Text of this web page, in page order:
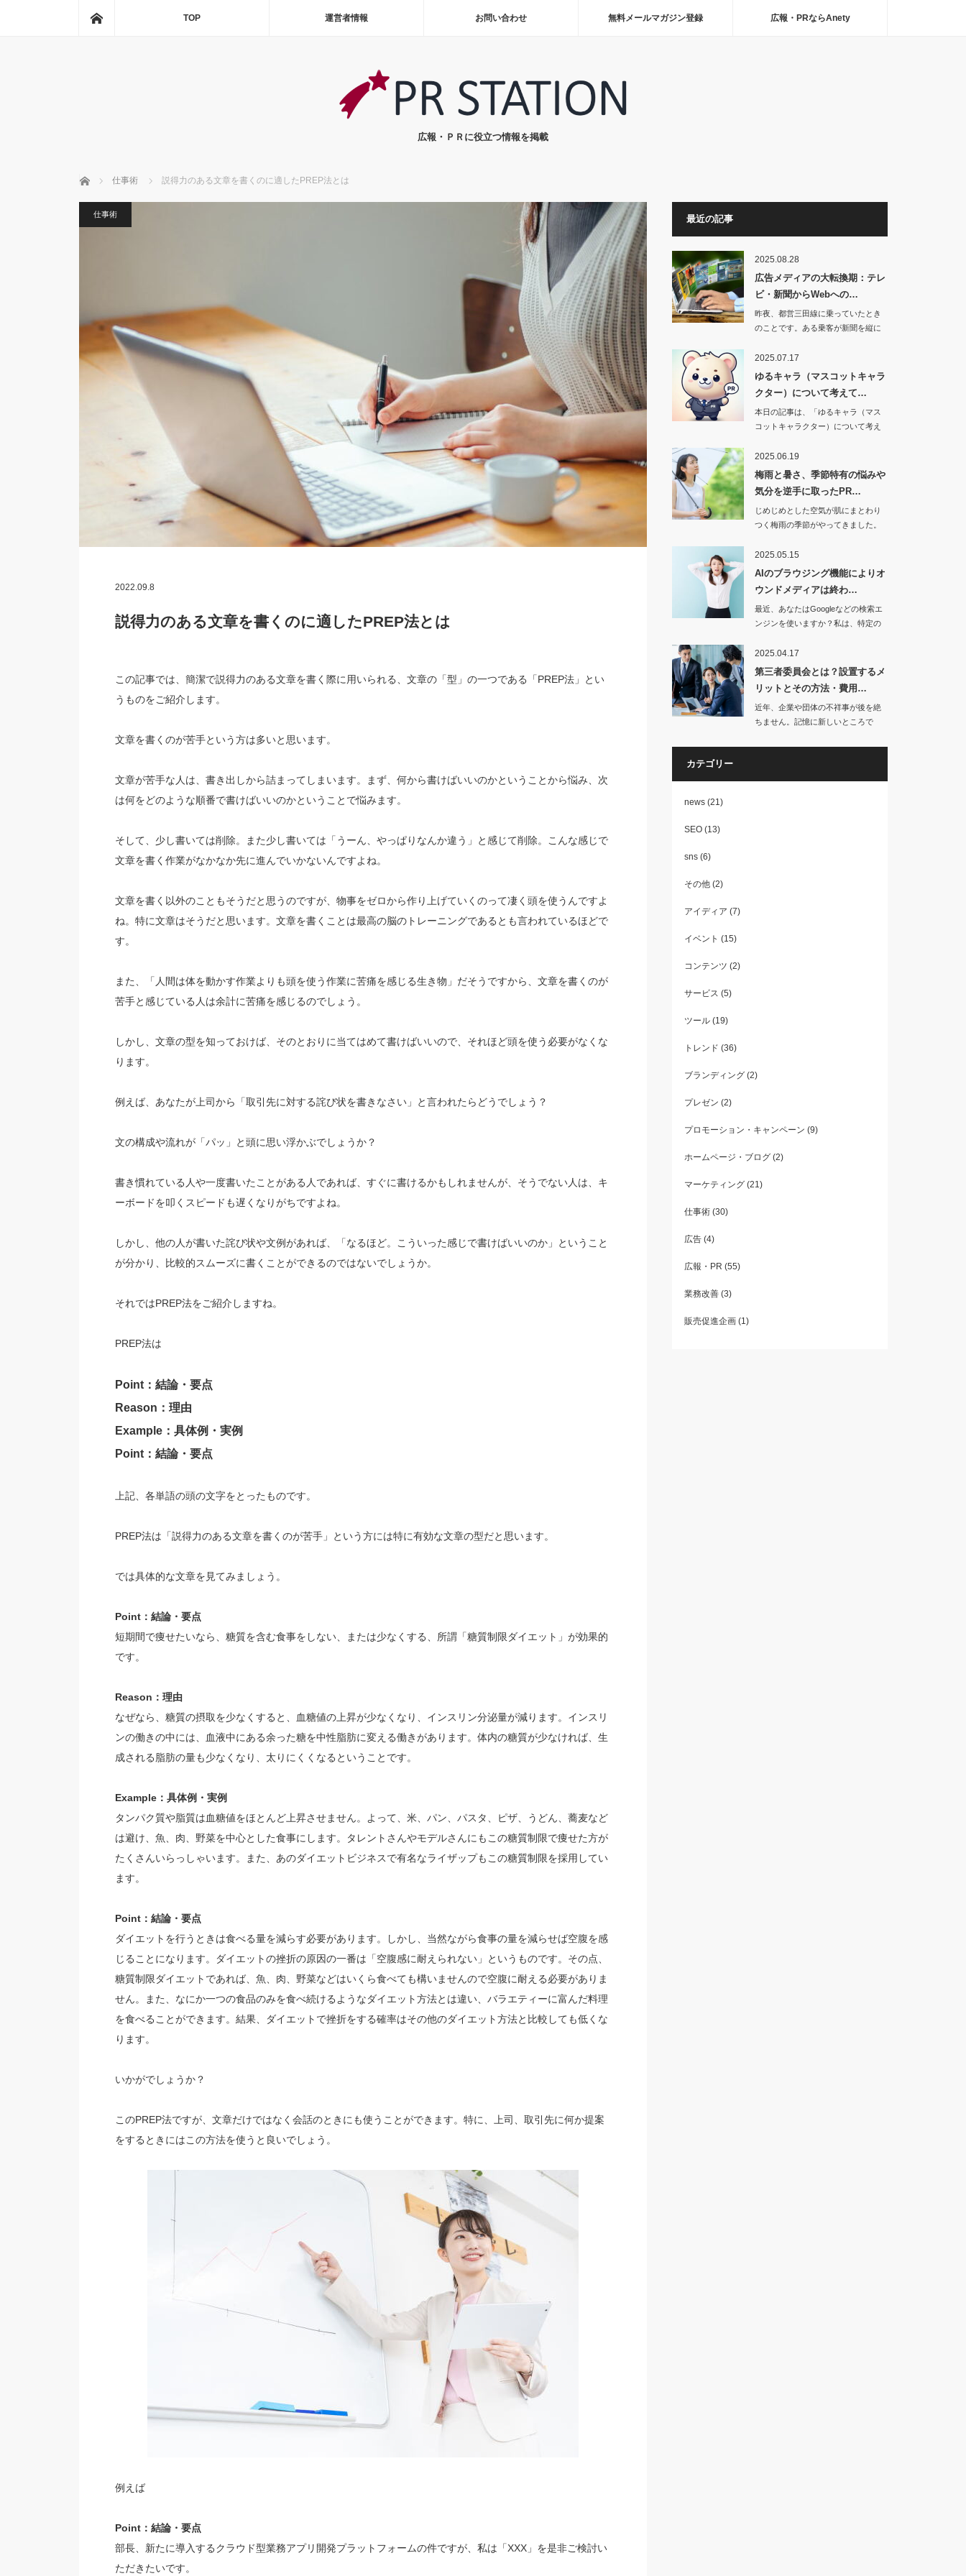
TOP 運営者情報 お問い合わせ 無料メールマガジン登録 広報・PRならAnety
広報・ＰＲに役立つ情報を掲載
ホーム 仕事術 説得力のある文章を書くのに適したPREP法とは
仕事術
2022.09.8
説得力のある文章を書くのに適したPREP法とは
この記事では、簡潔で説得力のある文章を書く際に用いられる、文章の「型」の一つである「PREP法」とい
うものをご紹介します。
文章を書くのが苦手という方は多いと思います。
文章が苦手な人は、書き出しから詰まってしまいます。まず、何から書けばいいのかということから悩み、次
は何をどのような順番で書けばいいのかということで悩みます。
そして、少し書いては削除。また少し書いては「うーん、やっぱりなんか違う」と感じて削除。こんな感じで
文章を書く作業がなかなか先に進んでいかないんですよね。
文章を書く以外のこともそうだと思うのですが、物事をゼロから作り上げていくのって凄く頭を使うんですよ
ね。特に文章はそうだと思います。文章を書くことは最高の脳のトレーニングであるとも言われているほどで
す。
また、「人間は体を動かす作業よりも頭を使う作業に苦痛を感じる生き物」だそうですから、文章を書くのが
苦手と感じている人は余計に苦痛を感じるのでしょう。
しかし、文章の型を知っておけば、そのとおりに当てはめて書けばいいので、それほど頭を使う必要がなくな
ります。
例えば、あなたが上司から「取引先に対する詫び状を書きなさい」と言われたらどうでしょう？
文の構成や流れが「パッ」と頭に思い浮かぶでしょうか？
書き慣れている人や一度書いたことがある人であれば、すぐに書けるかもしれませんが、そうでない人は、キ
ーボードを叩くスピードも遅くなりがちですよね。
しかし、他の人が書いた詫び状や文例があれば、「なるほど。こういった感じで書けばいいのか」ということ
が分かり、比較的スムーズに書くことができるのではないでしょうか。
それではPREP法をご紹介しますね。
PREP法は
Point：結論・要点
Reason：理由
Example：具体例・実例
Point：結論・要点
上記、各単語の頭の文字をとったものです。
PREP法は「説得力のある文章を書くのが苦手」という方には特に有効な文章の型だと思います。
では具体的な文章を見てみましょう。
Point：結論・要点
短期間で痩せたいなら、糖質を含む食事をしない、または少なくする、所謂「糖質制限ダイエット」が効果的
です。
Reason：理由
なぜなら、糖質の摂取を少なくすると、血糖値の上昇が少なくなり、インスリン分泌量が減ります。インスリ
ンの働きの中には、血液中にある余った糖を中性脂肪に変える働きがあります。体内の糖質が少なければ、生
成される脂肪の量も少なくなり、太りにくくなるということです。
Example：具体例・実例
タンパク質や脂質は血糖値をほとんど上昇させません。よって、米、パン、パスタ、ピザ、うどん、蕎麦など
は避け、魚、肉、野菜を中心とした食事にします。タレントさんやモデルさんにもこの糖質制限で痩せた方が
たくさんいらっしゃいます。また、あのダイエットビジネスで有名なライザップもこの糖質制限を採用してい
ます。
Point：結論・要点
ダイエットを行うときは食べる量を減らす必要があります。しかし、当然ながら食事の量を減らせば空腹を感
じることになります。ダイエットの挫折の原因の一番は「空腹感に耐えられない」というものです。その点、
糖質制限ダイエットであれば、魚、肉、野菜などはいくら食べても構いませんので空腹に耐える必要がありま
せん。また、なにか一つの食品のみを食べ続けるようなダイエット方法とは違い、バラエティーに富んだ料理
を食べることができます。結果、ダイエットで挫折をする確率はその他のダイエット方法と比較しても低くな
ります。
いかがでしょうか？
このPREP法ですが、文章だけではなく会話のときにも使うことができます。特に、上司、取引先に何か提案
をするときにはこの方法を使うと良いでしょう。
例えば
Point：結論・要点
部長、新たに導入するクラウド型業務アプリ開発プラットフォームの件ですが、私は「XXX」を是非ご検討い
ただきたいです。
最近の記事
2025.08.28
広告メディアの大転換期：テレ
ビ・新聞からWebへの…
昨夜、都営三田線に乗っていたとき
のことです。ある乗客が新聞を縦に
2025.07.17
ゆるキャラ（マスコットキャラ
クター）について考えて…
本日の記事は、「ゆるキャラ（マス
コットキャラクター）について考え
2025.06.19
梅雨と暑さ、季節特有の悩みや
気分を逆手に取ったPR…
じめじめとした空気が肌にまとわり
つく梅雨の季節がやってきました。
2025.05.15
AIのブラウジング機能によりオ
ウンドメディアは終わ…
最近、あなたはGoogleなどの検索エ
ンジンを使いますか？私は、特定の
2025.04.17
第三者委員会とは？設置するメ
リットとその方法・費用…
近年、企業や団体の不祥事が後を絶
ちません。記憶に新しいところで
カテゴリー
news(21)
SEO(13)
sns(6)
その他(2)
アイディア (7)
イベント (15)
コンテンツ (2)
サービス (5)
ツール(19)
トレンド (36)
ブランディング(2)
プレゼン (2)
プロモーション・キャンペーン (9)
ホームページ・ブログ(2)
マーケティング(21)
仕事術(30)
広告(4)
広報・PR (55)
業務改善(3)
販売促進企画(1)